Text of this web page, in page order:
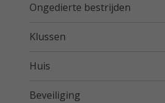
Ongedierte bestrijden
Klussen
Huis
Beveiliging